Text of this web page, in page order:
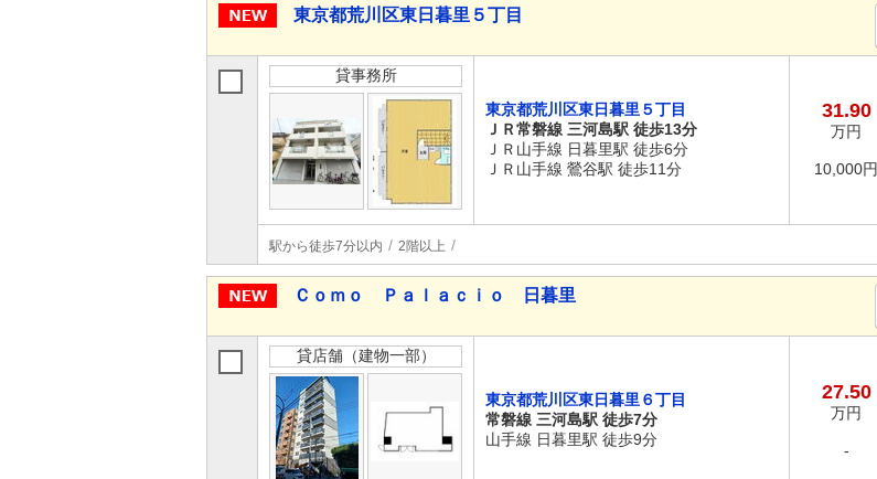
東京都荒川区東日暮里５丁目
貸事務所
東京都荒川区東日暮里５丁目
ＪＲ常磐線 三河島駅 徒歩13分
ＪＲ山手線 日暮里駅 徒歩6分
ＪＲ山手線 鶯谷駅 徒歩11分
31.90
万円
10,000円
駅から徒歩7分以内 2階以上
Ｃｏｍｏ Ｐａｌａｃｉｏ 日暮里
貸店舗（建物一部）
東京都荒川区東日暮里６丁目
常磐線 三河島駅 徒歩7分
山手線 日暮里駅 徒歩9分
27.50
万円
-